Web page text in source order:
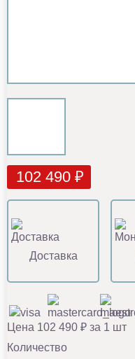
102 490 ₽
Доставка
Цена 102 490 ₽ за 1 шт
Количество